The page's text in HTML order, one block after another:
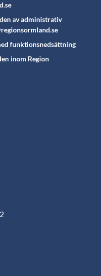
av administrativ
funktionsnedsättning
inom Region